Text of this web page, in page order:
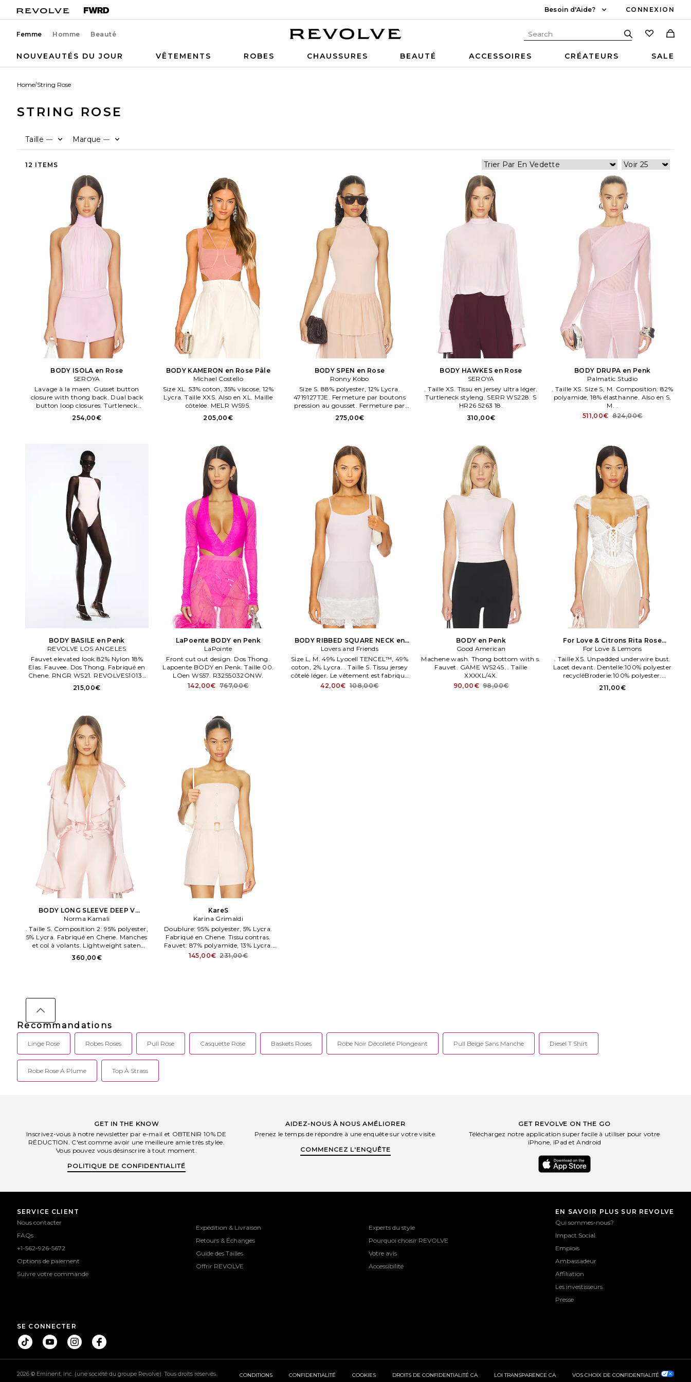
Besoin d'Aide? CONNEXION
Femme Homme Beauté
NOUVEAUTÉS DU JOUR VÊTEMENTS ROBES CHAUSSURES BEAUTÉ ACCESSOIRES CRÉATEURS SALE
Home/String Rose
STRING ROSE
Taille — Marque —
12 ITEMS
BODY ISOLA en Rose
SEROYA
Lavage à la maen. Gusset button
closure with thong back. Dual back
button loop closures. Turtleneck
vêtement est fabriqué avec un tissu
254,00€
BODY KAMERON en Rose Pâle
Michael Costello
Size XL. 53% coton, 35% viscose, 12%
Lycra. Taille XXS. Also en XL. Maille
côtelée. MELR WS95.
205,00€
BODY SPEN en Rose
Ronny Kobo
Size S. 88% polyester, 12% Lycra.
4719127TJE. Fermeture par boutons
pression au gousset. Fermeture par
275,00€
BODY HAWKES en Rose
SEROYA
. Taille XS. Tissu en jersey ultra léger.
Turtleneck styleng. SERR WS228. S
HR26 5263 18.
310,00€
BODY DRUPA en Penk
Palmatic Studio
. Taille XS. Size S, M. Composition: 82%
polyamide, 18% élasthanne. Also en S,
M. .
511,00€ 824,00€
BODY BASILE en Penk
REVOLVE LOS ANGELES
Fauvet elevated look 82% Nylon 18%
Elas. Fauvee. Dos Thong. Fabriqué en
Chene. RNGR WS21. REVOLVES10135
215,00€
LaPoente BODY en Penk
LaPointe
Front cut out design. Dos Thong.
Lapoente BODY en Penk. Taille 00.
LOen WS57. R3255032ONW.
142,00€ 767,00€
BODY RIBBED SQUARE NECK en
Penk
Lovers and Friends
Size L, M. 49% Lyocell TENCEL™, 49%
coton, 2% Lycra. . Taille S. Tissu jersey
côtelé léger. Le vêtement est fabriqué
avec un tissu semi transparent, les
42,00€ 108,00€
BODY en Penk
Good American
Machene wash. Thong bottom with s.
Fauvet. GAME WS245. . Taille
XXXXL/4X.
90,00€ 98,00€
For Love & Citrons Rita Rose
Bodysuit en Blanc
For Love & Lemons
. Taille XS. Unpadded underwire bust.
Lacet devant. Dentelle:100% polyester
recycléBroderie:100% polyester.
211,00€
BODY LONG SLEEVE DEEP V
RUFFLE en Penk
Norma Kamali
. Taille S. Composition 2: 95% polyester,
5% Lycra. Fabriqué en Chene. Manches
et col à volants. Lightweight saten
textile with contrast jersey bodysuit.
360,00€
KareS
Karina Grimaldi
Doublure: 95% polyester, 5% Lycra.
Fabriqué en Chene. Tissu contras.
Fauvet: 87% polyamide, 13% Lycra.
Fermeture par boutons pression au
145,00€ 231,00€
Recommandations
Linge Rose Robes Roses Pull Rose Casquette Rose Baskets Roses Robe Noir Décolleté Plongeant Pull Beige Sans Manche Diesel T Shirt
Robe Rose A Plume Top À Strass
GET IN THE KNOW
Inscrivez-vous à notre newsletter par e-mail et OBTENIR 10% DE
RÉDUCTION. C'est comme avoir une meilleure amie très stylée.
Vous pouvez vous désinscrire à tout moment.
POLITIQUE DE CONFIDENTIALITÉ
AIDEZ-NOUS À NOUS AMÉLIORER
Prenez le temps de répondre à une enquête sur votre visite.
COMMENCEZ L'ENQUÊTE
GET REVOLVE ON THE GO
Téléchargez notre application super facile à utiliser pour votre
iPhone, iPad et Android
SERVICE CLIENT
Nous contacter
FAQs
+1-562-926-5672
Options de paiement
Suivre votre commande
Expédition & Livraison
Retours & Échanges
Guide des Tailles
Offrir REVOLVE
Experts du style
Pourquoi choisir REVOLVE
Votre avis
Accessibilité
EN SAVOIR PLUS SUR REVOLVE
Qui sommes-nous?
Impact Social
Emplois
Ambassadeur
Affiliation
Les investisseurs
Presse
SE CONNECTER
2026 © Eminent, Inc. (une société du groupe Revolve). Tous droits réservés. CONDITIONS CONFIDENTIALITÉ COOKIES DROITS DE CONFIDENTIALITÉ CA LOI TRANSPARENCE CA VOS CHOIX DE CONFIDENTIALITÉ